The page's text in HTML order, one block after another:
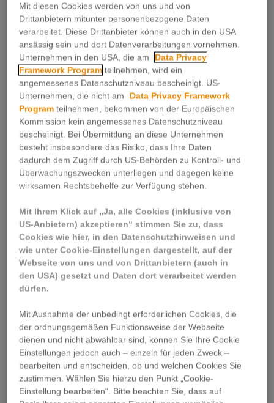
Werbung.
Von der Filialeröffnung bis zur
österreichweiten Kampagne
Mit dem Zustellnetzwerk unserer Partnerin
feibra sind wir in der Lage, auch wienweite
Kampagnen innerhalb weniger Tage
durchzuführen. Mittels Geomarketing
können wir komplexe
Zielgruppenplanungen durchführen und
Ihre Streugebiete optimieren. Daneben
finden wir auf Basis Ihrer Kund*innendaten
aber auch neue Werbegebiete mit hohem
Potenzial, und über unser Streuplantool-
PRO können Sie Streupläne abspeichern
und bearbeiten. Darüber hinaus steht Ihnen
Ihr*e persönliche*r Berater*in natürlich
jederzeit zur Verfügung…
JETZT ANFRAGEN!
Mit diesen Cookies werden von uns und von
Drittanbietern mitunter personenbezogene Daten
verarbeitet. Diese Drittanbieter können auch in den USA
ansässig sein und dort Datenverarbeitungen vornehmen.
Unternehmen in den USA, die am
Data Privacy
Framework Program teilnehmen, wird ein
angemessenes Datenschutzniveau bescheinigt. US-
Unternehmen, die nicht am
Data Privacy Framework
Program teilnehmen, bekommen von der Europäischen
Kommission kein angemessenes Datenschutzniveau
bescheinigt. Bei Übermittlung an diese Unternehmen
besteht insbesondere das Risiko, dass Ihre Daten
dadurch dem Zugriff durch US-Behörden zu Kontroll- und
Überwachungszwecken unterliegen und dagegen keine
wirksamen Rechtsbehelfe zur Verfügung stehen.
Mit Ihrem Klick auf „Ja, alle Cookies (inklusive von
US-Anbietern) akzeptieren“ stimmen Sie zu, dass
Cookies wie hier, in den Datenschutzhinweisen und
wie unter Cookie-Einstellungen dargestellt, auf der
Webseite von uns und von Drittanbietern (auch in
den USA) gesetzt und Daten dort verarbeitet werden
dürfen.
Mit Ausnahme der unbedingt erforderlichen Cookies, die
der ordnungsgemäßen Funktionsweise der Webseite
dienen und nicht abwählbar sind, können Sie Ihre Cookie
Einstellungen jedoch auch – einzeln für jeden Zweck –
bearbeiten und entscheiden, ob und welchen Cookies Sie
zustimmen. Wählen Sie hierzu den Punkt „Cookie-
Einstellung bearbeiten“. Bitte beachten Sie, dass auf